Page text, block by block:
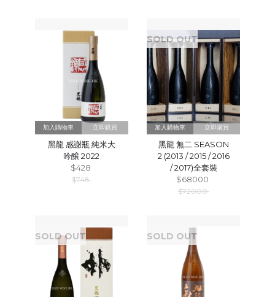
立即購買
黑龍 感謝瓶 純⽶⼤
吟醸 2022
$428
$748
SOLD OUT
立即購買
黑龍 無二 SEASON
2 (2013 / 2015 / 2016
/ 2017)全套裝
$68000
$72000
SOLD OUT SOLD OUT